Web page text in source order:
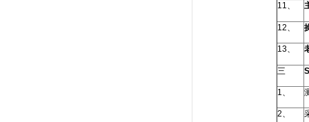
11、
12、
13、
三
1、
2、